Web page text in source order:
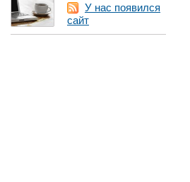
У нас появился
сайт